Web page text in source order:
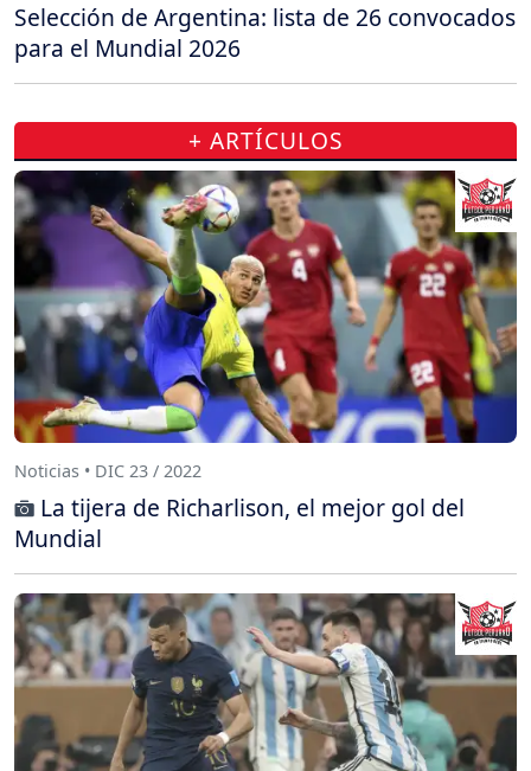
Selección de Argentina: lista de 26 convocados
para el Mundial 2026
+ ARTÍCULOS
Noticias • DIC 23 / 2022
La tijera de Richarlison, el mejor gol del
Mundial